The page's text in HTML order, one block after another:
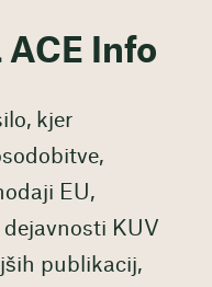
ACE Info
kjer
EU,
KUV
publikacij,